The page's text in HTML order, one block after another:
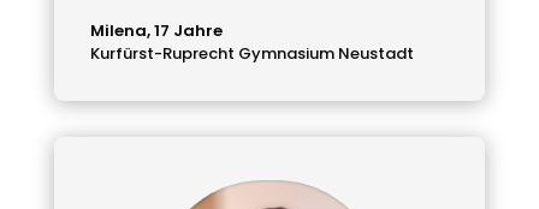
Milena, 17 Jahre
Kurfürst-Ruprecht Gymnasium Neustadt